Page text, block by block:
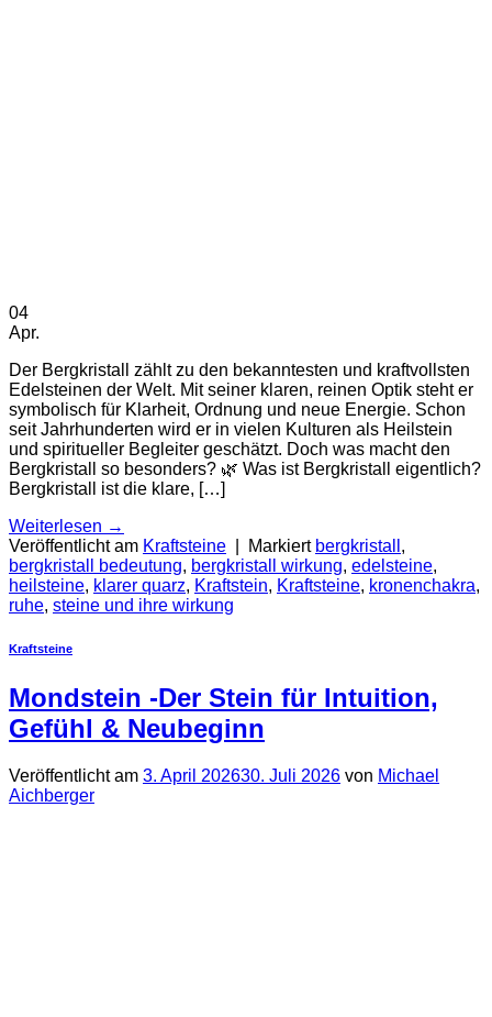
04
Apr.
Der Bergkristall zählt zu den bekanntesten und kraftvollsten
Edelsteinen der Welt. Mit seiner klaren, reinen Optik steht er
symbolisch für Klarheit, Ordnung und neue Energie. Schon
seit Jahrhunderten wird er in vielen Kulturen als Heilstein
und spiritueller Begleiter geschätzt. Doch was macht den
Bergkristall so besonders? 🌿 Was ist Bergkristall eigentlich?
Bergkristall ist die klare, […]
Weiterlesen →
Veröffentlicht am Kraftsteine Markiert bergkristall ,
bergkristall bedeutung, bergkristall wirkung, edelsteine,
heilsteine, klarer quarz, Kraftstein, Kraftsteine, kronenchakra,
ruhe, steine und ihre wirkung
Kraftsteine
Mondstein -Der Stein für Intuition,
Gefühl & Neubeginn
Veröffentlicht am 3. April 202630. Juli 2026 von Michael
Aichberger